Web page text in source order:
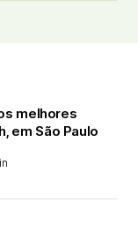
melhores
em São Paulo